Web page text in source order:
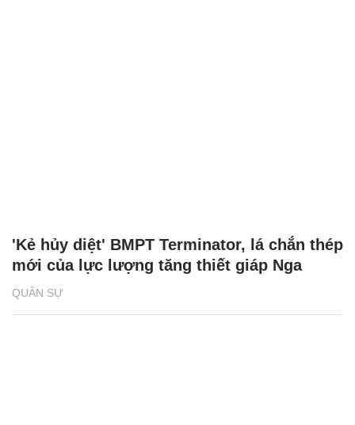
QUÂN SỰ
'Kẻ hủy diệt' BMPT Terminator, lá chắn thép
mới của lực lượng tăng thiết giáp Nga